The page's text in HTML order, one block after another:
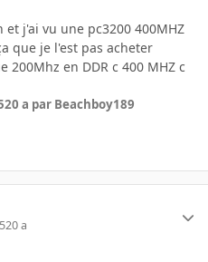
j'ai vu une pc3200 400MHZ
que je l'est pas acheter
en DDR c 400 MHZ c
20 a par Beachboy189
20 a